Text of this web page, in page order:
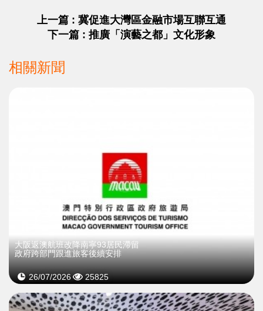
上一篇 : 冀促進大灣區金融市場互聯互通
下一篇 : 推廣「演藝之都」文化形象
相關新聞
大阪返澳航班改降南寧​93居民滯留
政府跨部門跟進旅客後續安排
26/07/2026 25825